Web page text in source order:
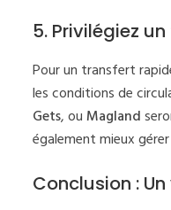
5. Privilégiez
Pour un transfert
les conditions de
Gets, ouMagland
également mieux
Conclusion :